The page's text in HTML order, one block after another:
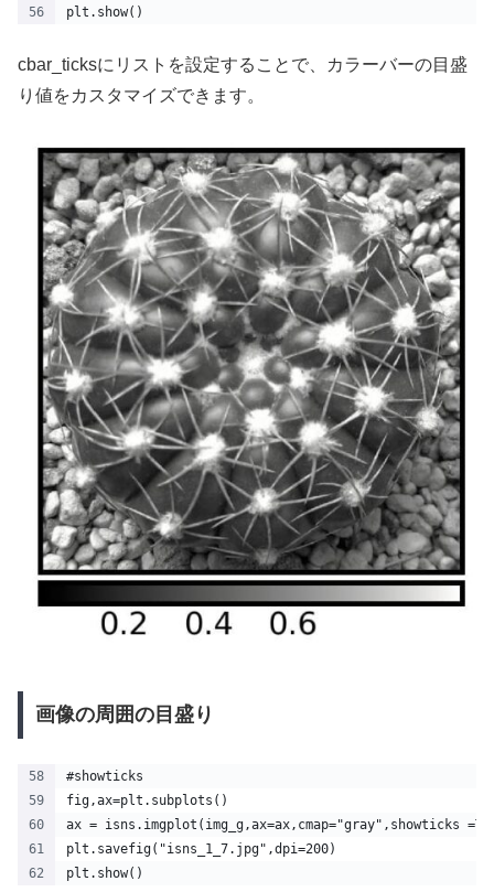
plt.show()
cbar_ticksにリストを設定することで、カラーバーの目盛
り値をカスタマイズできます。
画像の周囲の目盛り
#showticks
fig,ax=plt.subplots()
ax = isns.imgplot(img_g,ax=ax,cmap="gray",showticks
plt.savefig("isns_1_7.jpg",dpi=200)
plt.show()